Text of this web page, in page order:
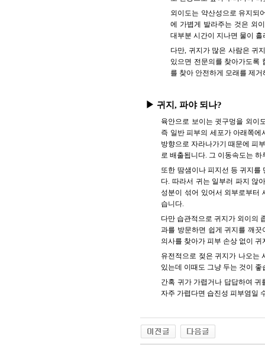
외이도는 약산성으로 유지되
에 가볍게 발라주는 것은 외
대부분 시간이 지나면 물이
다만, 귀지가 많은 사람은 귀
있으면 전문의를 찾아가도록
를 찾아 안전하게 모래를 제거
▶ 귀지, 파야 되나?
육안으로 보이는 귓구멍을 외이
즉 일반 피부의 세포가 아래쪽
방향으로 자라나가기 때문에 피
로 배출됩니다. 그 이동속도는 하
또한 땀샘이나 피지선 등 귀지를
다. 따라서 귀는 일부러 파지 않
성분이 섞어 있어서 외부로부터
습니다.
다만 습관적으로 귀지가 외이의
과를 방문하면 쉽게 귀지를 깨
의사를 찾아가 피부 손상 없이
유전적으로 젖은 귀지가 나오는
있는데 이때도 그냥 두는 것이 좋
간혹 귀가 가렵거나 답답하여
자주 가렵다면 습진성 피부염일